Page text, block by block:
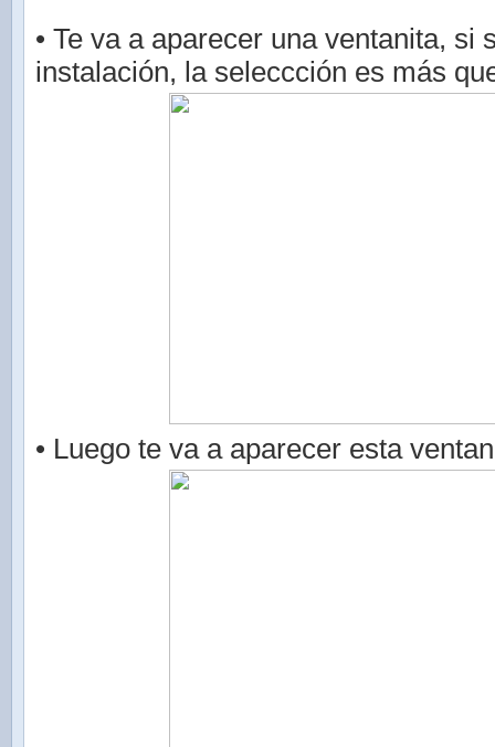
• Te va a aparecer una ventanita, si
instalación, la seleccción es más
• Luego te va a aparecer esta